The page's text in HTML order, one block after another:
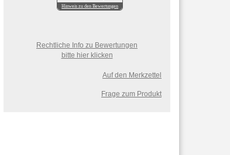
Hinweis zu den Bewertungen
Rechtliche Info zu Bewertungen
bitte hier klicken
Auf den Merkzettel
Frage zum Produkt